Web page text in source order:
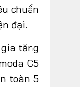
chuẩn
đại.
tăng
C5
toàn 5